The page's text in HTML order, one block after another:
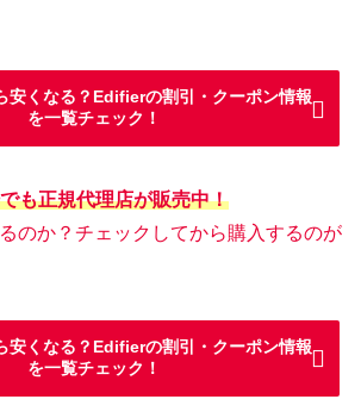
安くなる？Edifierの割引・クーポン情報
を一覧チェック！
も正規代理店が販売中！
のか？チェックしてから購入するのが
安くなる？Edifierの割引・クーポン情報
を一覧チェック！